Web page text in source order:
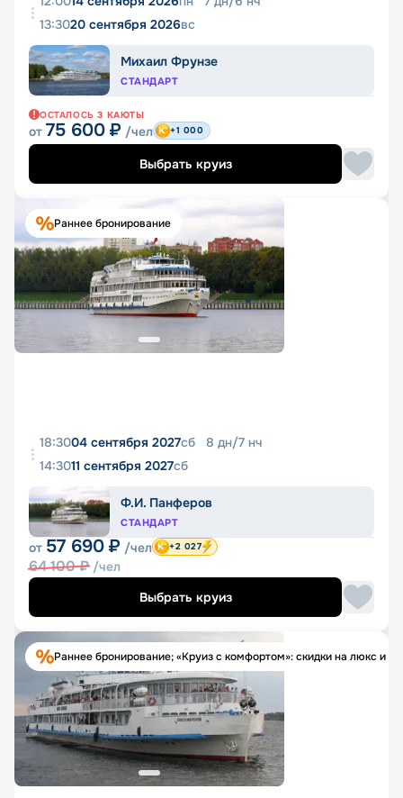
13:3020 сентября 2026вс
Михаил Фрунзе
СТАНДАРТ
ОСТАЛОСЬ 3 КАЮТЫ
от 75 600 ₽ /чел +1 000
Выбрать круиз
Раннее бронирование
18:3004 сентября 2027сб 8 дн/7 нч
14:3011 сентября 2027сб
Ф.И. Панферов
СТАНДАРТ
от 57 690 ₽ /чел
64 100₽ /чел
+2 027
Выбрать круиз
Раннее бронирование; «Круиз с комфортом»: скидки на люкс и